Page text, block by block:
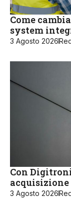
Come
system
3 Agosto 2026
Con
acquisizione
3 Agosto 2026